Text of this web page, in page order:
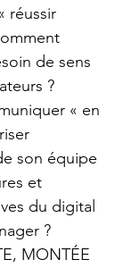
réussir
de sens
?
« en
son équipe
et
du digital
?
MONTÉE